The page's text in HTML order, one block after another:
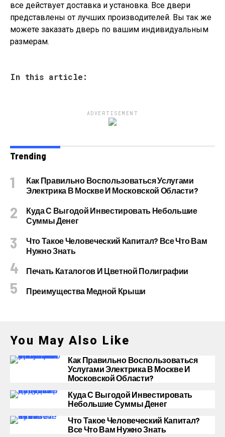
все действует доставка и установка. Все двери
представлены от лучших производителей. Вы так же
можете заказать дверь по вашим индивидуальным
размерам.
In this article:
ADVERTISEMENT
Trending
Как Правильно Воспользоваться Услугами
Электрика В Москве И Московской Области?
Куда С Выгодой Инвестировать Небольшие
Суммы Денег
Что Такое Человеческий Капитал? Все Что Вам
Нужно Знать
Печать Каталогов И Цветной Полиграфии
Преимущества Медной Крыши
You May Also Like
Как Правильно Воспользоваться
Услугами Электрика В Москве И
Московской Области?
Куда С Выгодой Инвестировать
Небольшие Суммы Денег
Что Такое Человеческий Капитал?
Все Что Вам Нужно Знать